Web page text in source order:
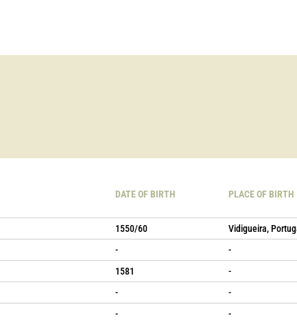
DATE OF BIRTH PLACE OF BIRTH
1550/60 Vidigueira,
- -
1581 -
- -
- -